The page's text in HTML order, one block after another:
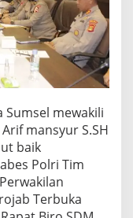
Sumsel mewakili
mansyur S.SH
baik
Polri Tim
Terbuka